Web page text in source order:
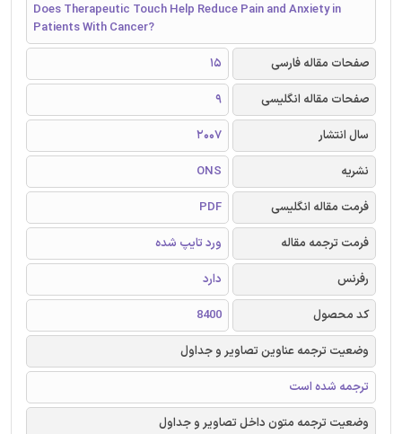
Does Therapeutic Touch Help Reduce Pain and Anxiety in
Patients With Cancer?
صفحات مقاله فارسی
15
صفحات مقاله انگلیسی
9
سال انتشار
2007
نشریه
ONS
فرمت مقاله انگلیسی
PDF
فرمت ترجمه مقاله
ورد تایپ شده
رفرنس
دارد
کد محصول
8400
وضعیت ترجمه عناوین تصاویر و جداول
ترجمه شده است
وضعیت ترجمه متون داخل تصاویر و جداول